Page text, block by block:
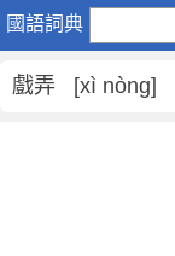
國語詞典
戲
是
什
戲弄 [xì nòng]